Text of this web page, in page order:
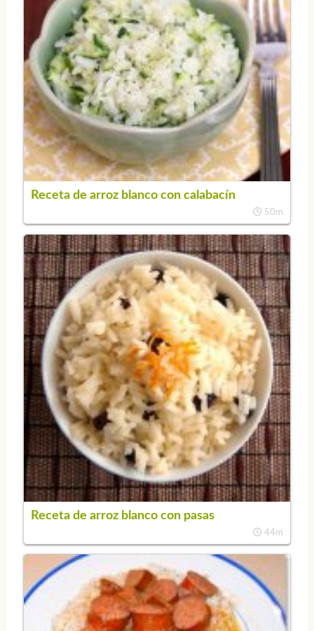
Receta de arroz blanco con calabacín
50m
Receta de arroz blanco con pasas
44m